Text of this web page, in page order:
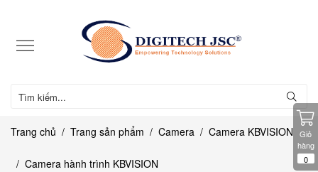
Giỏ
hàng
0
Trang chủ Trang sản phẩm Camera Camera KBVISION
Camera hành trình KBVISION